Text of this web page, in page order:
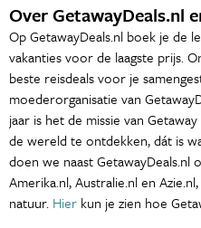
Over GetawayDeals.nl
Op GetawayDeals.nl boek je de
vakanties voor de laagste prijs.
beste reisdeals voor je
moederorganisatie van
jaar is het de missie van
de wereld te ontdekken, dát is
doen we naast GetawayDeals.nl
Amerika.nl, Australie.nl en
natuur. Hier kun je zien hoe